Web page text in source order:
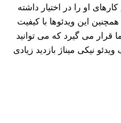
او را در اختیار داشته
همچنین این ویدئوها با کیفیت
قرار می گیرد که می توانید
ویدئو نیکی میناژ بازدید زیادی